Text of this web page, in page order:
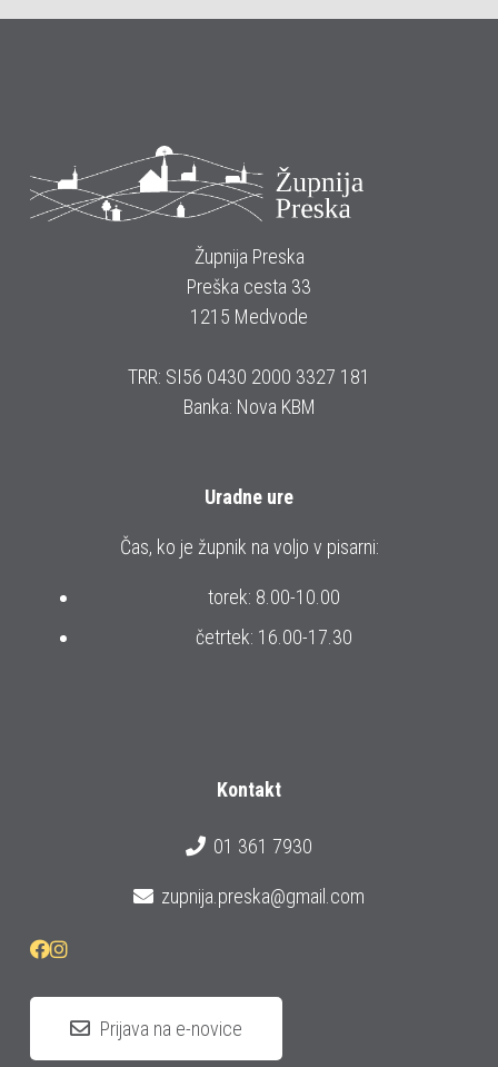
Župnija Preska
Preška cesta 33
1215 Medvode
TRR: SI56 0430 2000 3327 181
Banka: Nova KBM
Uradne ure
Čas, ko je župnik na voljo v pisarni:
torek: 8.00-10.00
četrtek: 16.00-17.30
Kontakt
01 361 7930
zupnija.preska@gmail.com
Prijava na e-novice